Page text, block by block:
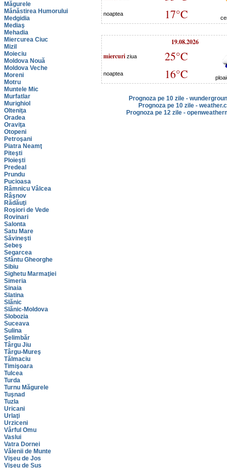
Măgurele
Mănăstirea Humorului
Medgidia
Mediaş
Mehadia
Miercurea Ciuc
Mizil
Moieciu
Moldova Nouă
Moldova Veche
Moreni
Motru
Muntele Mic
Murfatlar
Murighiol
Olteniţa
Oradea
Oraviţa
Otopeni
Petroşani
Piatra Neamţ
Piteşti
Ploieşti
Predeal
Prundu
Pucioasa
Râmnicu Vâlcea
Râşnov
Rădăuţi
Roşiori de Vede
Rovinari
Salonta
Satu Mare
Săvineşti
Sebeş
Segarcea
Sfântu Gheorghe
Sibiu
Sighetu Marmaţiei
Simeria
Sinaia
Slatina
Slănic
Slănic-Moldova
Slobozia
Suceava
Sulina
Şelimbăr
Târgu Jiu
Târgu-Mureş
Tălmaciu
Timişoara
Tulcea
Turda
Turnu Măgurele
Tuşnad
Tuzla
Uricani
Urlaţi
Urziceni
Vârful Omu
Vaslui
Vatra Dornei
Vălenii de Munte
Vişeu de Jos
Vişeu de Sus
noaptea 17°C
19.08.2026
miercuri ziua 25°C
noaptea 16°C
Prognoza pe 10 zile -
Prognoza pe 10 zile -
Prognoza pe 12 zile -